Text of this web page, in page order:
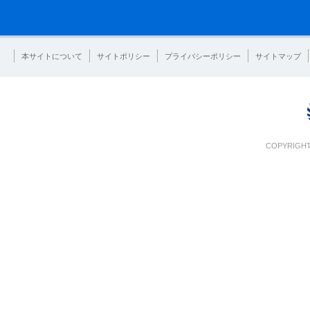
本サイトについて サイトポリシー プライバシーポリシー サイトマップ